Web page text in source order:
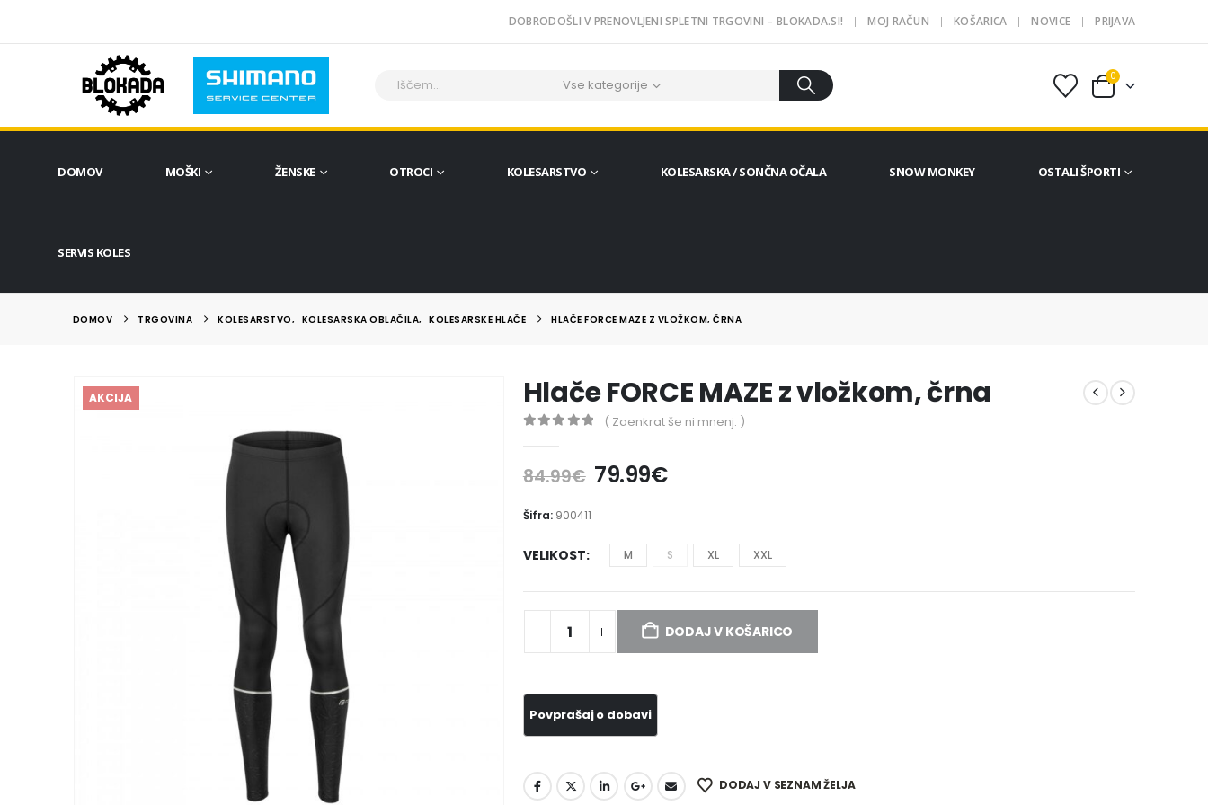
DOBRODOŠLI V PRENOVLJENI SPLETNI TRGOVINI – BLOKADA.SI! MOJ RAČUN KOŠARICA NOVICE PRIJAVA
Vse kategorije
0
DOMOV MOŠKI ŽENSKE OTROCI KOLESARSTVO KOLESARSKA / SONČNA OČALA SNOW MONKEY OSTALI ŠPORTI
SERVIS KOLES
DOMOV TRGOVINA KOLESARSTVO, KOLESARSKA OBLAČILA, KOLESARSKE HLAČE HLAČE FORCE MAZE Z VLOŽKOM, ČRNA
AKCIJA Hlače FORCE MAZE z vložkom, črna
( Zaenkrat še ni mnenj. )
84.99€ 79.99€
Šifra: 900411
VELIKOST M S XL XXL
DODAJ V KOŠARICO
DODAJ V SEZNAM ŽELJA